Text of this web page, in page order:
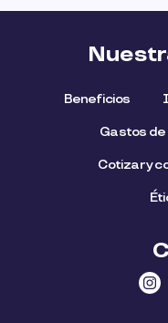
Beneficios
Gastos de
Cotizar y